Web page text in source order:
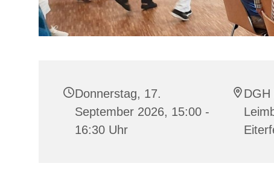
Donnerstag, 17.
September 2026, 15:00 -
16:30 Uhr
DGH